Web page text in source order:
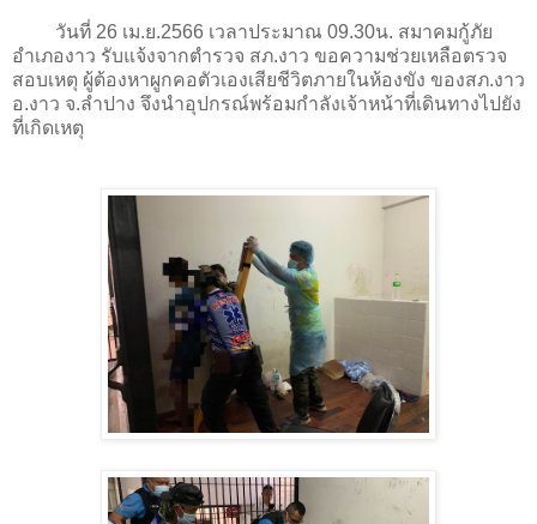
วันที่ 26 เม.ย.2566 เวลาประมาณ 09.30น. สมาคมกู้ภัย
อำเภองาว รับแจ้งจากตำรวจ สภ.งาว ขอความช่วยเหลือตรวจ
สอบเหตุ ผู้ต้องหาผูกคอตัวเองเสียชีวิตภายในห้องขัง ของสภ.งาว
อ.งาว จ.ลำปาง จึงนำอุปกรณ์พร้อมกำลังเจ้าหน้าที่เดินทางไปยัง
ที่เกิดเหตุ